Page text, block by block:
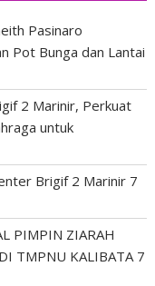
Pasinaro
Pot Bunga dan Lantai
2 Marinir, Perkuat
untuk
Brigif 2 Marinir 7
PIMPIN ZIARAH
TMPNU KALIBATA 7